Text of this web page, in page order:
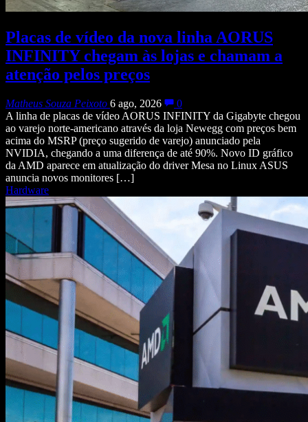
Placas de vídeo da nova linha AORUS
INFINITY chegam às lojas e chamam a
atenção pelos preços
Matheus Souza Peixoto 6 ago, 2026
0
A linha de placas de vídeo AORUS INFINITY da Gigabyte chegou
ao varejo norte-americano através da loja Newegg com preços bem
acima do MSRP (preço sugerido de varejo) anunciado pela
NVIDIA, chegando a uma diferença de até 90%. Novo ID gráfico
da AMD aparece em atualização do driver Mesa no Linux ASUS
anuncia novos monitores […]
Hardware